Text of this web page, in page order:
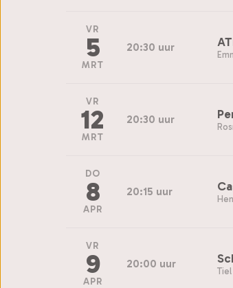
VR
5
MRT
20:30 uur
VR
12
MRT
20:30 uur
DO
8
APR
20:15 uur
VR
9
APR
20:00 uur
Tiel